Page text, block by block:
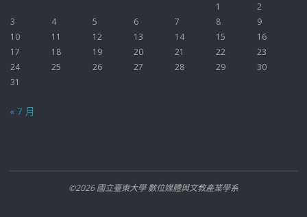
1
2
3
4 5 6 7 8
9
10
11 12 13 14 15
16
17
18 19 20 21 22
23
24
25 26 27 28 29
30
31
« 7 月
©2026 國立臺東大學 數位媒體與文教產業學系